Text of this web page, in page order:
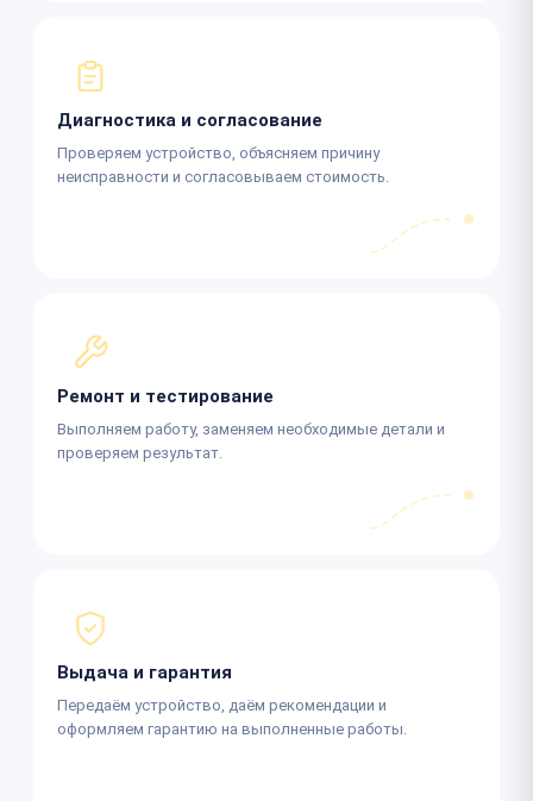
Диагностика и согласование
Проверяем устройство, объясняем причину
неисправности и согласовываем стоимость.
Ремонт и тестирование
Выполняем работу, заменяем необходимые детали и
проверяем результат.
Выдача и гарантия
Передаём устройство, даём рекомендации и
оформляем гарантию на выполненные работы.